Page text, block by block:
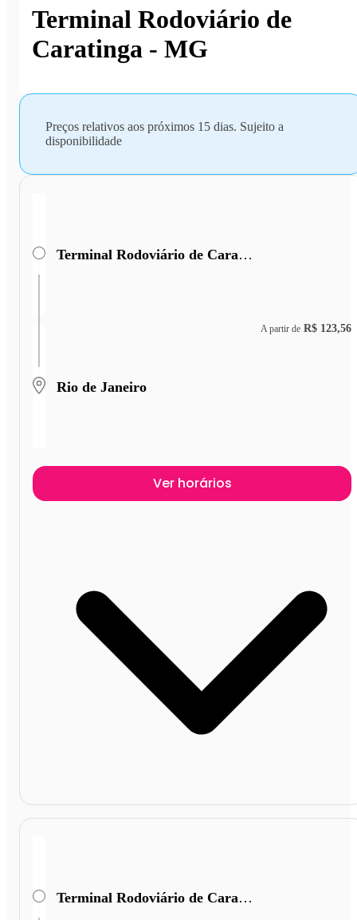
Terminal Rodoviário de
Caratinga - MG
Preços relativos aos próximos 15 dias. Sujeito a
disponibilidade
Terminal Rodoviário de Caratinga
Rio de Janeiro
A partir de R$ 123,56
Ver horários
Terminal Rodoviário de Caratinga